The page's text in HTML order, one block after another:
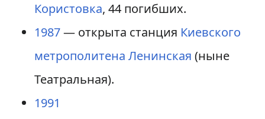
Користовка, 44 погибших.
1987— открыта станция Киевского
метрополитена Ленинская (ныне
Театральная).
1991